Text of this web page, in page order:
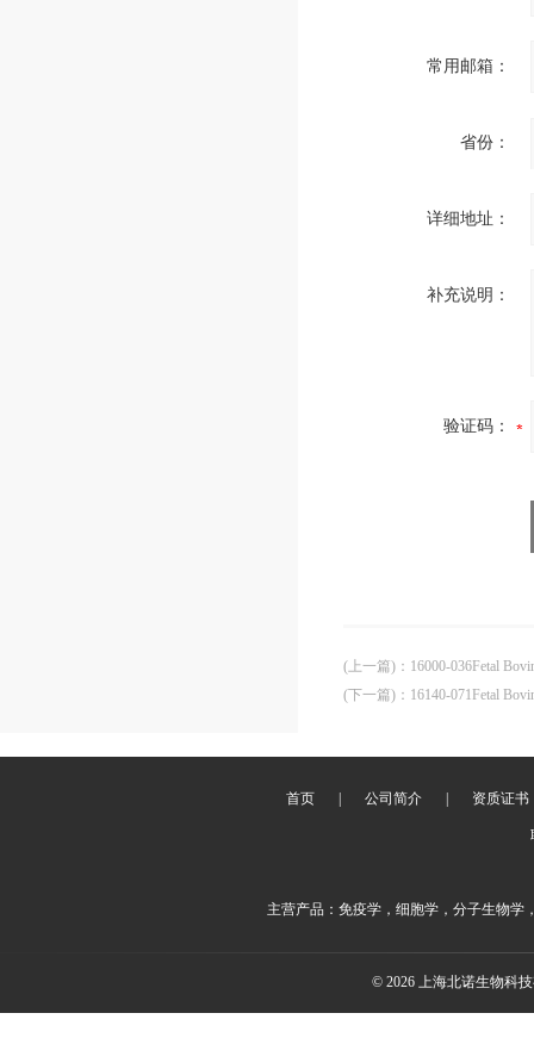
常用邮箱：
省份：
详细地址：
补充说明：
验证码：
(上一篇) ： 16000-036Fetal
(下一篇) ： 16140-071Fetal
首页 公司简介 资质证书
主营产品：免疫学，细胞学，分子生物学
© 2026 上海北诺生物科